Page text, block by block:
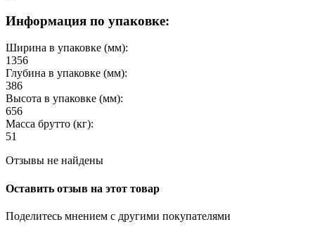
Информация по упаковке:
Ширина в упаковке (мм):
1356
Глубина в упаковке (мм):
386
Высота в упаковке (мм):
656
Масса брутто (кг):
51
Отзывы не найдены
Оставить отзыв на этот товар
Поделитесь мнением с другими покупателями